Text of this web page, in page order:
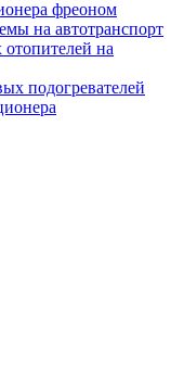
фреоном
на автотранспорт
на
подогревателей